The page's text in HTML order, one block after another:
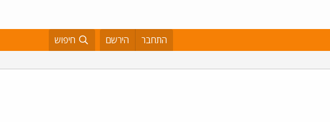
התחבר הירשם חיפוש